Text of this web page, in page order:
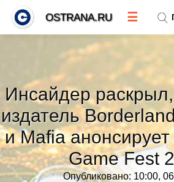
Инсайдер
издатель
и Mafia
Game Fest
Опубликовано: 10:00,
OSTRANA.RU ☰
Тренды новостей»
Рубрики»
Правила»